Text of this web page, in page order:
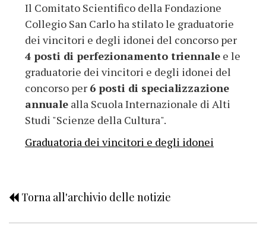
Il Comitato Scientifico della Fondazione
Collegio San Carlo ha stilato le graduatorie
dei vincitori e degli idonei del concorso per
4 posti di perfezionamento triennale e le
graduatorie dei vincitori e degli idonei del
concorso per 6 posti di specializzazione
annuale alla Scuola Internazionale di Alti
Studi "Scienze della Cultura".
Graduatoria dei vincitori e degli idonei
Torna all'archivio delle notizie